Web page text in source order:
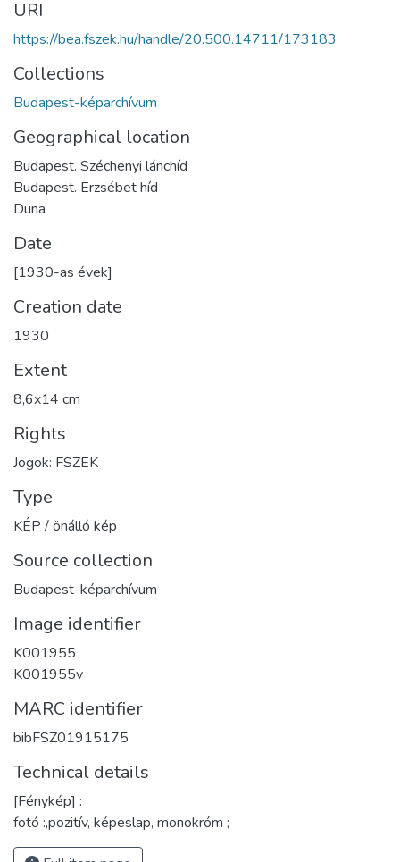
URI
https://bea.fszek.hu/handle/20.500.14711/173183
Collections
Budapest-képarchívum
Geographical location
Budapest. Széchenyi lánchíd
Budapest. Erzsébet híd
Duna
Date
[1930-as évek]
Creation date
1930
Extent
8,6x14 cm
Rights
Jogok: FSZEK
Type
KÉP / önálló kép
Source collection
Budapest-képarchívum
Image identifier
K001955
K001955v
MARC identifier
bibFSZ01915175
Technical details
[Fénykép] :
fotó :,pozitív, képeslap, monokróm ;